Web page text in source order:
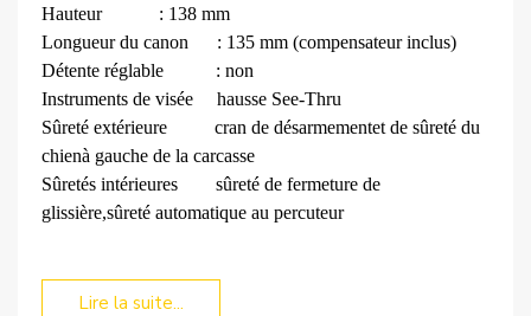
Hauteur
: 138 mm
Longueur du canon
: 135 mm (compensateur inclus)
Détente réglable
: non
Instruments de visée
hausse See-Thru
Sûreté extérieure
cran de désarmementet de sûreté du
chienà gauche de la carcasse
Sûretés intérieures
sûreté de fermeture de
glissière,sûreté automatique au percuteur
Lire la suite...